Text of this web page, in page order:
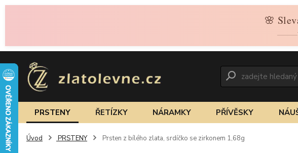
🌸
PRSTENY ŘETÍZKY NÁRAMKY PŘÍVĚSKY
Úvod PRSTENY Prsten z bílého zlata, srdíčko se zirkonem 1,68g